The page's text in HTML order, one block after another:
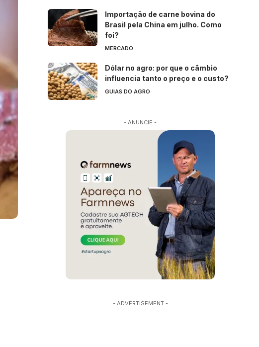
Importação de carne bovina do
Brasil pela China em julho. Como
foi?
MERCADO
Dólar no agro: por que o câmbio
influencia tanto o preço e o custo?
GUIAS DO AGRO
- ANUNCIE -
- ADVERTISEMENT -